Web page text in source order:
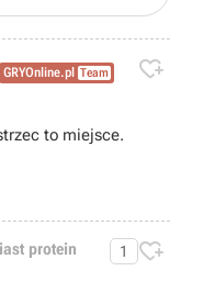
GRYOnline.pl Team 
to miejsce.
protein 1 